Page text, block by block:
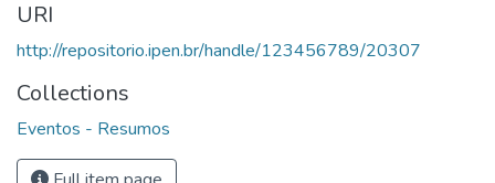
URI
http://repositorio.ipen.br/handle/123456789/20307
Collections
Eventos - Resumos